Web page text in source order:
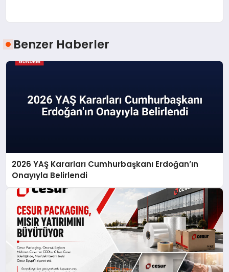
Benzer Haberler
2026 YAŞ Kararları Cumhurbaşkanı Erdoğan’ın
Onayıyla Belirlendi